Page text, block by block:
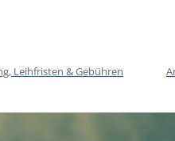
Leihfristen & Gebühren